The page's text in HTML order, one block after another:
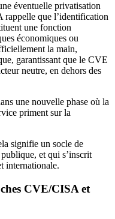
éventuelle privatisation
que l’identification
une fonction
économiques ou
la main,
garantissant que le CVE
neutre, en dehors des
une nouvelle phase où la
priment sur la
signifie un socle de
et qui s’inscrit
internationale.
CVE/CISA et